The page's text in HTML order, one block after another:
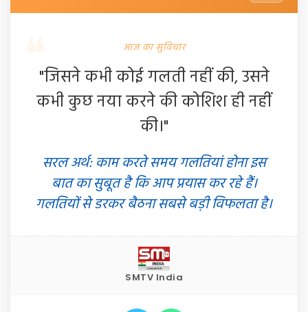
आज का सुविचार
"जिसने कभी कोई गलती नहीं की, उसने
कभी कुछ नया करने की कोशिश ही नहीं
की।"
सरल अर्थ: काम करते समय गलतियां होना इस
बात का सुबूत है कि आप प्रयास कर रहे हैं।
गलतियों से डरकर बैठना सबसे बड़ी विफलता है।
SMTV India